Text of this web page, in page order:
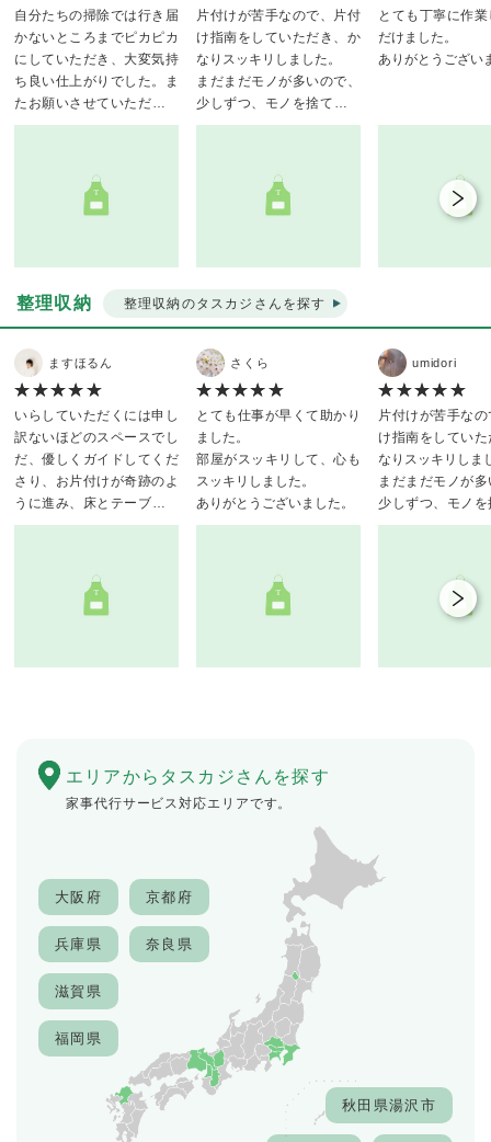
イカの煮物
ナスとピーマンの焼き浸し
切り干し大根ときゅうりの
中華風酢の物
酸辣湯
きゅうりとみょうがの和え
グ
鶏肉のガーリックグリル
します。
自分たちの掃除では行き届
かないところまでピカピカ
にしていただき、大変気持
ち良い仕上がりでした。ま
たお願いさせていただきま
す。宜しくお願いします。
片付けが苦手なので、片付
け指南をしていただき、か
なりスッキリしました。
まだまだモノが多いので、
少しずつ、モノを捨ててス
ッキリさせていきたいと思
とても丁寧に作
だけました。
ありがとうござい
整理収納 整理収納のタスカジさんを探す
ますほるん
いらしていただくには申し
訳ないほどのスペースでし
だ、優しくガイドしてくだ
さり、お片付けが奇跡のよ
うに進み、床とテーブルが
綺麗になりました！私自身
くださり、疲れなど感じな
い貴重な時間でした。あり
さくら
とても仕事が早くて助かり
ました。
部屋がスッキリして、心も
スッキリしました。
ありがとうございました。
umidori
片付けが苦手な
け指南をしてい
なりスッキリしま
まだまだモノが
少しずつ、モノ
ッキリさせてい
エリアから タスカジさんを探す
家事代行サービス対応エリアです。
大阪府 京都府
兵庫県 奈良県
滋賀県
福岡県
秋田県湯沢市